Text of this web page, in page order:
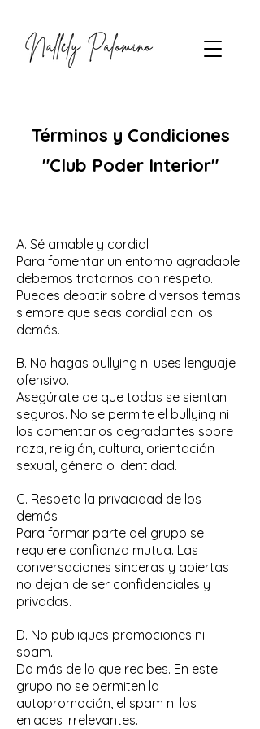
Términos y Condiciones
"Club Poder Interior"
A. Sé amable y cordial
Para fomentar un entorno agradable
debemos tratarnos con respeto.
Puedes debatir sobre diversos temas
siempre que seas cordial con los
demás.
B. No hagas bullying ni uses lenguaje
ofensivo.
Asegúrate de que todas se sientan
seguros. No se permite el bullying ni
los comentarios degradantes sobre
raza, religión, cultura, orientación
sexual, género o identidad.
C. Respeta la privacidad de los
demás
Para formar parte del grupo se
requiere confianza mutua. Las
conversaciones sinceras y abiertas
no dejan de ser confidenciales y
privadas.
D. No publiques promociones ni
spam.
Da más de lo que recibes. En este
grupo no se permiten la
autopromoción, el spam ni los
enlaces irrelevantes.